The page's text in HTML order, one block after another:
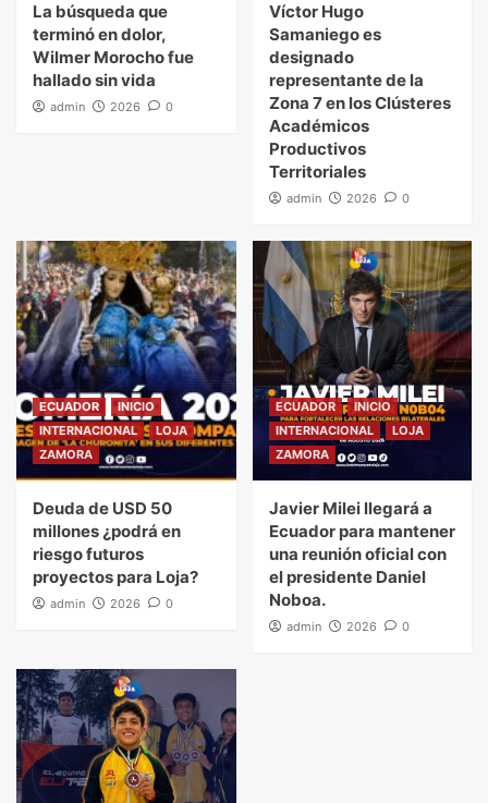
La búsqueda que
terminó en dolor,
Wilmer Morocho fue
hallado sin vida
admin 2026 0
Víctor Hugo
Samaniego es
designado
representante de la
Zona 7 en los Clústeres
Académicos
Productivos
Territoriales
admin 2026 0
ECUADOR
INICIO
INTERNACIONAL
LOJA
ZAMORA
Deuda de USD 50
millones ¿podrá en
riesgo futuros
proyectos para Loja?
admin 2026 0
ECUADOR
INICIO
INTERNACIONAL
LOJA
ZAMORA
Javier Milei llegará a
Ecuador para mantener
una reunión oficial con
el presidente Daniel
Noboa.
admin 2026 0